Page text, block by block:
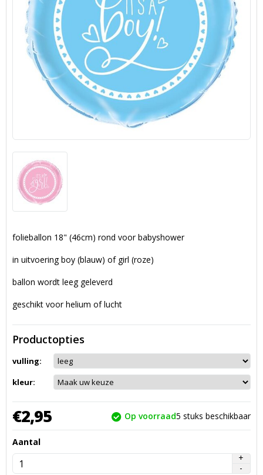
folieballon 18" (46cm) rond voor babyshower
in uitvoering boy (blauw) of girl (roze)
ballon wordt leeg geleverd
geschikt voor helium of lucht
Productopties
vulling:
kleur:
€2,95 Op voorraad5 stuks beschikbaar
Aantal